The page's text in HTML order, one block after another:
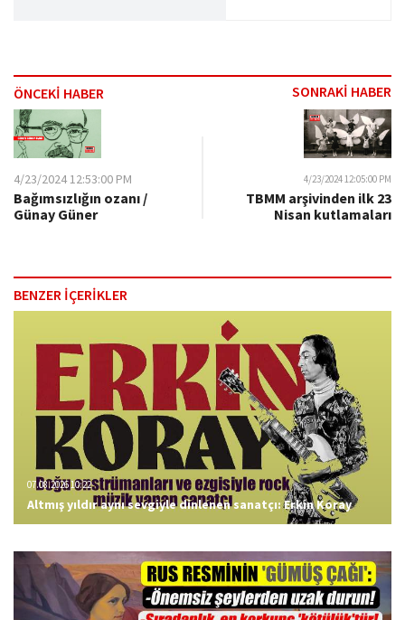
ÖNCEKİ HABER SONRAKİ HABER
4/23/2024 12:53:00 PM
Bağımsızlığın ozanı /
Günay Güner
4/23/2024 12:05:00 PM
TBMM arşivinden ilk 23
Nisan kutlamaları
BENZER İÇERİKLER
07.08.2026 10:22
Altmış yıldır aynı sevgiyle dinlenen sanatçı: Erkin Koray